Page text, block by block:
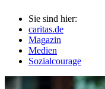
Sie sind hier:
caritas.de
Magazin
Medien
Sozialcourage